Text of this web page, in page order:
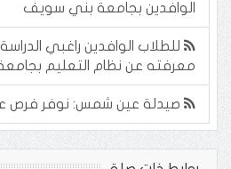
الوافدين بجامعة بني سويف
للطلاب الوافدين راغبي
معرفته عن نظام التعليم
صيدلة عين شمس: نوفر فرص